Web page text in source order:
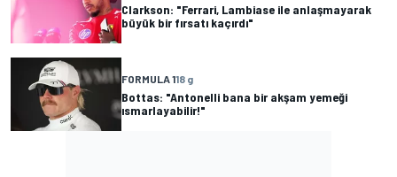
Clarkson: "Ferrari, Lambiase ile anlaşmayarak
büyük bir fırsatı kaçırdı"
FORMULA 118 g
Bottas: "Antonelli bana bir akşam yemeği
ısmarlayabilir!"